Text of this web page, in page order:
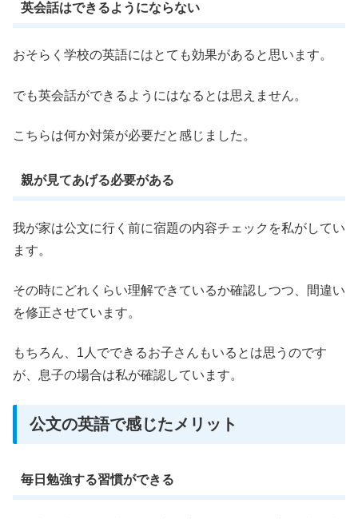
英会話はできるようにならない
おそらく学校の英語にはとても効果があると思います。
でも英会話ができるようにはなるとは思えません。
こちらは何か対策が必要だと感じました。
親が見てあげる必要がある
我が家は公文に行く前に宿題の内容チェックを私がしてい
ます。
その時にどれくらい理解できているか確認しつつ、間違い
を修正させています。
もちろん、1人でできるお子さんもいるとは思うのです
が、息子の場合は私が確認しています。
公文の英語で感じたメリット
毎日勉強する習慣ができる